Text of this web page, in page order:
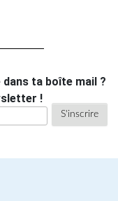
dans ta boîte mail ?
!